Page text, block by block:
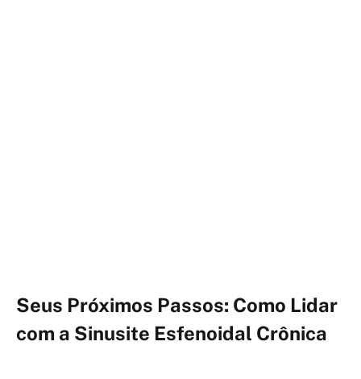
Seus Próximos Passos: Como Lidar
com a Sinusite Esfenoidal Crônica